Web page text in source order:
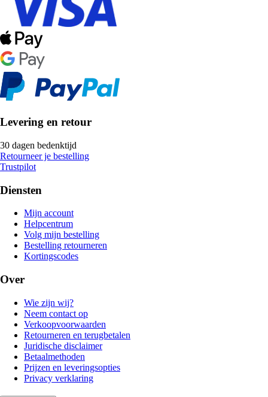
Levering en retour
30 dagen bedenktijd
Retourneer je bestelling
Trustpilot
Diensten
Mijn account
Helpcentrum
Volg mijn bestelling
Bestelling retourneren
Kortingscodes
Over
Wie zijn wij?
Neem contact op
Verkoopvoorwaarden
Retourneren en terugbetalen
Juridische disclaimer
Betaalmethoden
Prijzen en leveringsopties
Privacy verklaring